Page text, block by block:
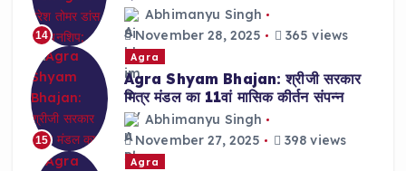
14
Abhimanyu Singh
November 28, 2025
365 views
15
Agra
Agra Shyam Bhajan: श्रीजी सरकार
मित्र मंडल का 11वां मासिक कीर्तन संपन्न
Abhimanyu Singh
November 27, 2025
398 views
Agra